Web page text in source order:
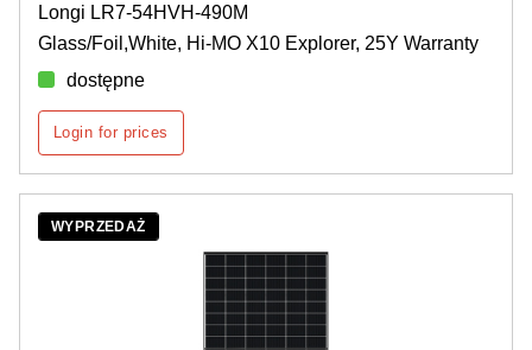
Longi LR7-54HVH-490M
Glass/Foil,White, Hi-MO X10 Explorer, 25Y Warranty
dostępne
Login for prices
WYPRZEDAŻ